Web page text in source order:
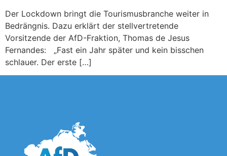
Der Lockdown bringt die Tourismusbranche weiter in
Bedrängnis. Dazu erklärt der stellvertretende
Vorsitzende der AfD-Fraktion, Thomas de Jesus
Fernandes: „Fast ein Jahr später und kein bisschen
schlauer. Der erste […]